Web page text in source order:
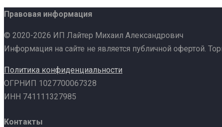
Правовая информация
© 2020-2026 ИП Лайтер Михаил Александрович
Информация на сайте не является публичной офертой.
Политика конфиденциальности
ОГРНИП 1027700067328
ИНН 741111327985
Контакты